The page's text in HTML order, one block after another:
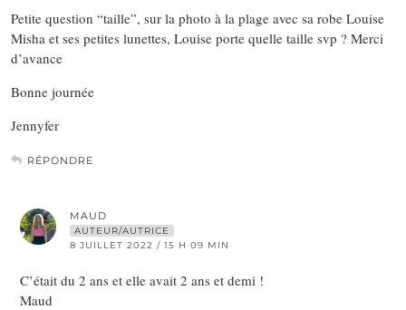
Petite question “taille”, sur la photo à la plage avec sa robe Louise
Misha et ses petites lunettes, Louise porte quelle taille svp ? Merci
d’avance
Bonne journée
Jennyfer
RÉPONDRE
MAUD
AUTEUR/AUTRICE
8 JUILLET 2022 / 15 H 09 MIN
C’était du 2 ans et elle avait 2 ans et demi !
Maud